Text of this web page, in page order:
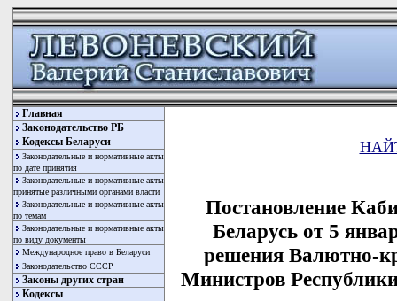
Главная
Законодательство РБ
Кодексы Беларуси
Законодательные и нормативные акты
по дате принятия
Законодательные и нормативные акты
принятые различными органами власти
Законодательные и нормативные акты
по темам
Законодательные и нормативные акты
по виду документы
Международное право в Беларуси
Законодательство СССР
Законы других стран
Кодексы
Постановление
Беларусь от 5
решения Валютно-
Министров